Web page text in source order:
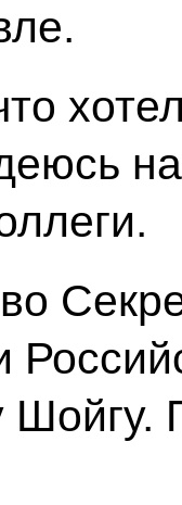
Шойгу.